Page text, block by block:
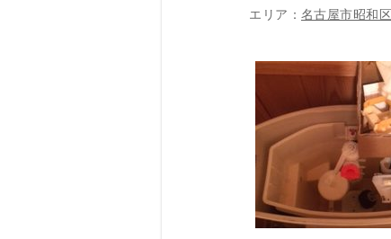
エリア： 名古屋市昭和区